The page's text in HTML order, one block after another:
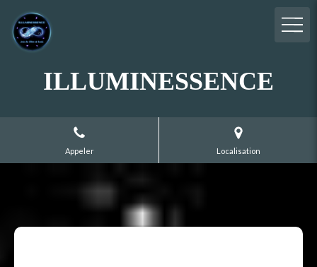
ILLUMINESSENCE
Appeler Localisation